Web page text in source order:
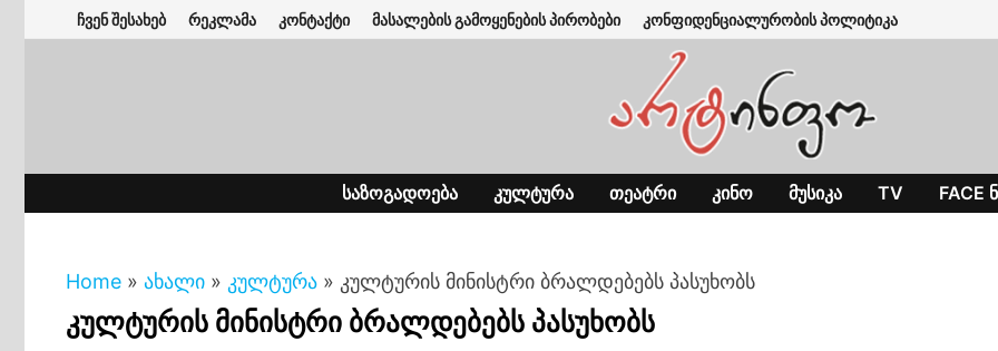
to
ჩვენ შესახებ რეკლამა კონტაქტი მასალების გამოყენების პირობები კონფიდენციალურობის პოლიტიკა
ᲡᲐᲖᲝᲒᲐᲓᲝᲔᲑᲐ ᲙᲣᲚᲢᲣᲠᲐ ᲗᲔᲐᲢᲠᲘ ᲙᲘᲜᲝ ᲛᲣᲡᲘᲙᲐ TV FACE
Home » ახალი » კულტურა » კულტურის მინისტრი ბრალდებებს პასუხობს
კულტურის მინისტრი ბრალდებებს პასუხობს